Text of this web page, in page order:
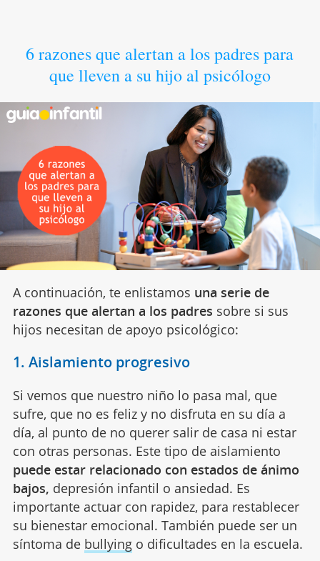
6 razones que alertan a los padres para
que lleven a su hijo al psicólogo
A continuación, te enlistamos una serie de
razones que alertan a los padres sobre si sus
hijos necesitan de apoyo psicológico:
1. Aislamiento progresivo
Si vemos que nuestro niño lo pasa mal, que
sufre, que no es feliz y no disfruta en su día a
día, al punto de no querer salir de casa ni estar
con otras personas. Este tipo de aislamiento
puede estar relacionado con estados de ánimo
bajos, depresión infantil o ansiedad. Es
importante actuar con rapidez, para restablecer
su bienestar emocional. También puede ser un
síntoma de bullyingo dificultades en la escuela.